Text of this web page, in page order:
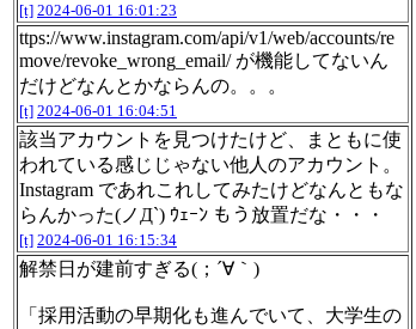
[t] 2024-06-01 16:01:23
ttps://www.instagram.com/api/v1/web/accounts/re
move/revoke_wrong_email/ が機能してないん
だけどなんとかならんの。。。
[t] 2024-06-01 16:04:51
該当アカウントを見つけたけど、まともに使
われている感じじゃない他人のアカウント。
Instagram であれこれしてみたけどなんともな
らんかった(ノД`) ｳｪｰﾝ もう放置だな・・・
[t] 2024-06-01 16:15:34
解禁日が建前すぎる(；´∀｀)
「採用活動の早期化も進んでいて、大学生の